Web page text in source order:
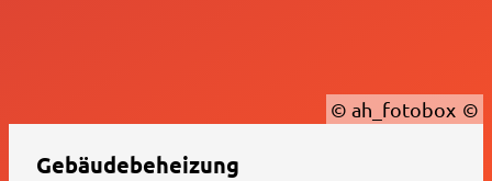
© ah_fotobox
Gebäudebeheizung